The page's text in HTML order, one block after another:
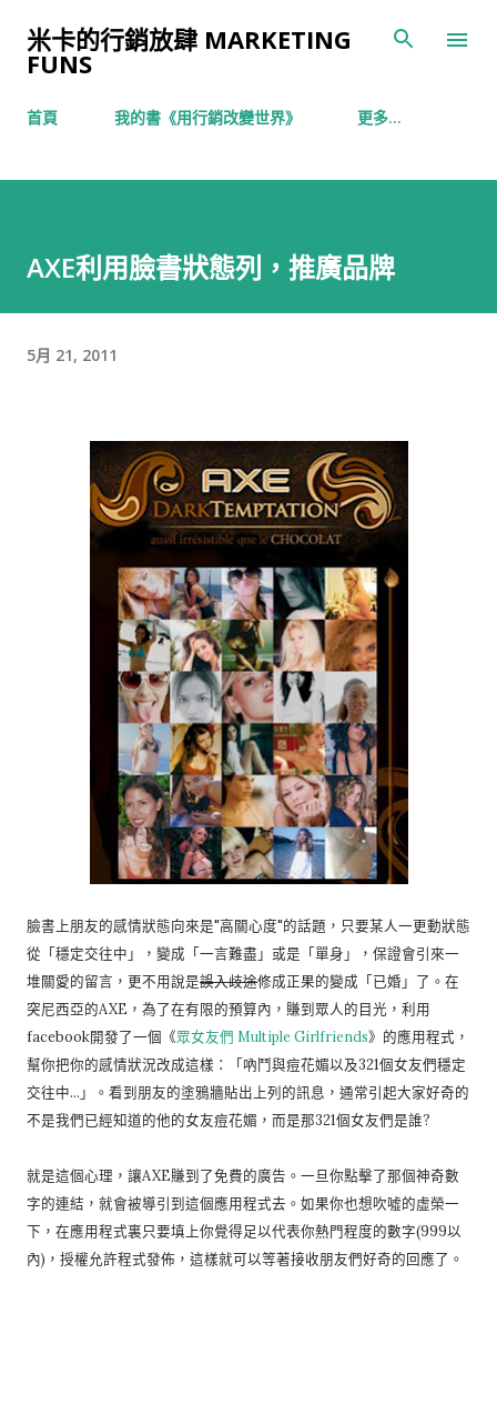
米卡的行銷放肆 MARKETING
FUNS
首頁 我的書《用行銷改變世界》 更多…
AXE利用臉書狀態列，推廣品牌
5月 21, 2011
臉書上朋友的感情狀態向來是"高關心度"的話題，只要某人一更動狀態
從「穩定交往中」，變成「一言難盡」或是「單身」，保證會引來一
堆關愛的留言，更不用說是誤入歧途修成正果的變成「已婚」了。在
突尼西亞的AXE，為了在有限的預算內，賺到眾人的目光，利用
facebook開發了一個《眾女友們 Multiple Girlfriends》的應用程式，
幫你把你的感情狀況改成這樣：「吶鬥與痘花媚以及321個女友們穩定
交往中…」。看到朋友的塗鴉牆貼出上列的訊息，通常引起大家好奇的
不是我們已經知道的他的女友痘花媚，而是那321個女友們是誰?
就是這個心理，讓AXE賺到了免費的廣告。一旦你點擊了那個神奇數
字的連結，就會被導引到這個應用程式去。如果你也想吹噓的虛榮一
下，在應用程式裏只要填上你覺得足以代表你熱門程度的數字(999以
內)，授權允許程式發佈，這樣就可以等著接收朋友們好奇的回應了。